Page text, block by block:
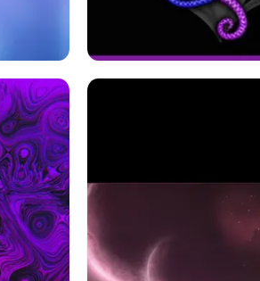
黒 紫の ドラゴン 青い